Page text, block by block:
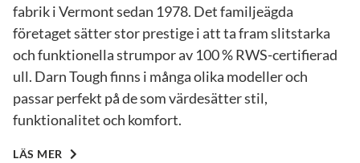
fabrik i Vermont sedan 1978. Det familjeägda
företaget sätter stor prestige i att ta fram slitstarka
och funktionella strumpor av 100 % RWS-certifierad
ull. Darn Tough finns i många olika modeller och
passar perfekt på de som värdesätter stil,
funktionalitet och komfort.
LÄS MER